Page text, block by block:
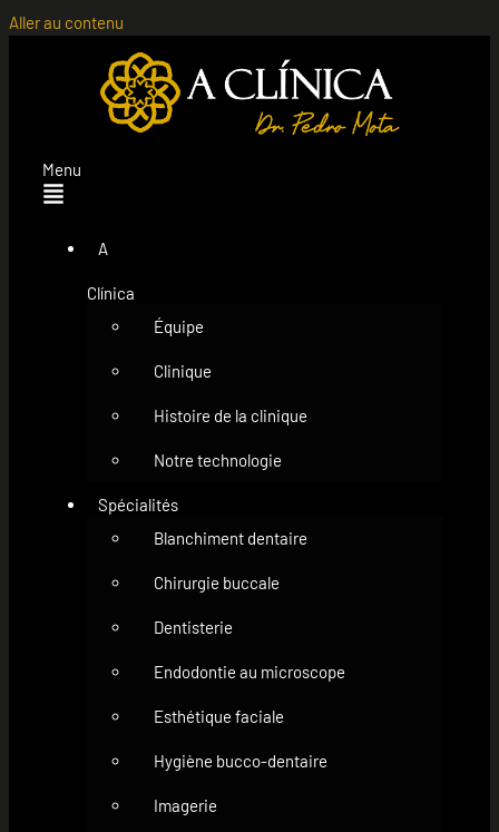
Aller au contenu
Menu
A
Clínica
Équipe
Clinique
Histoire de la clinique
Notre technologie
Spécialités
Blanchiment dentaire
Chirurgie buccale
Dentisterie
Endodontie au microscope
Esthétique faciale
Hygiène bucco-dentaire
Imagerie